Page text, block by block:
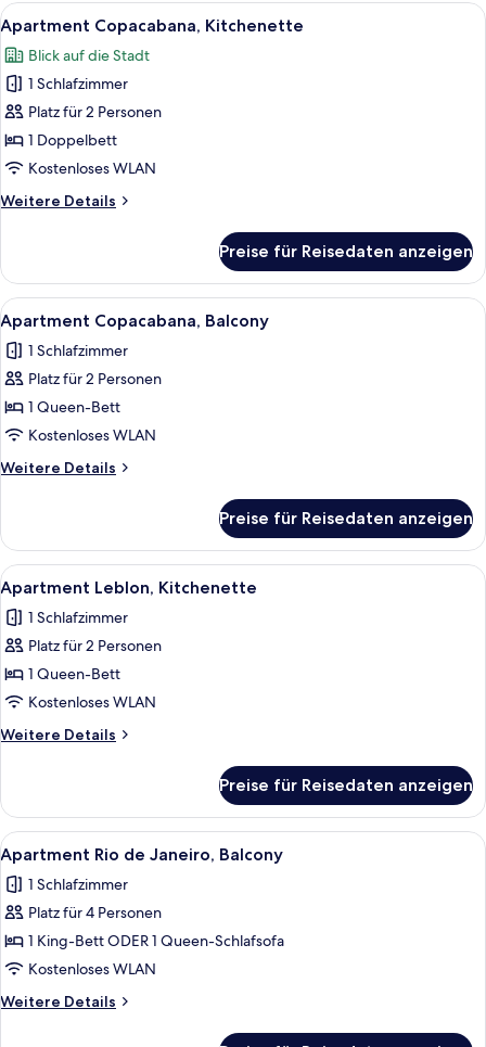
Alle
Fotos
für
Apartment
Copacabana,
Kitchenette
anzeigen
Ein Hotelzimmer mit einem Bett,
18
Apartment Copacabana, Kitchenette
Blick auf die Stadt
1 Schlafzimmer
Platz für 2 Personen
1 Doppelbett
Kostenloses WLAN
Weitere Details
Weitere
Copacabana,
Kitchenette
Preise für Reisedaten anzeigen
Alle
Fotos
für
Apartment
Copacabana,
Balcony
anzeigen
Ein Hotelzimmer mit einem Bett,
16
Apartment Copacabana, Balcony
1 Schlafzimmer
Platz für 2 Personen
1 Queen-Bett
Kostenloses WLAN
Weitere Details
Weitere
Copacabana,
Balcony
Preise für Reisedaten anzeigen
Alle
Fotos
für
Apartment
Leblon,
Kitchenette
anzeigen
Ein modernes Hotelzimmer mit
13
Apartment Leblon, Kitchenette
1 Schlafzimmer
Platz für 2 Personen
1 Queen-Bett
Kostenloses WLAN
Weitere Details
Weitere
Leblon,
Kitchenette
Preise für Reisedaten anzeigen
Alle
Fotos
für
Apartment
Rio
de
Janeiro,
Balcony
Ein modernes Hotelzimmer mit zwei
20
Apartment Rio de Janeiro, Balcony
1 Schlafzimmer
Platz für 4 Personen
1 King-Bett ODER 1 Queen-Schlafsofa
Kostenloses WLAN
Weitere Details
Weitere